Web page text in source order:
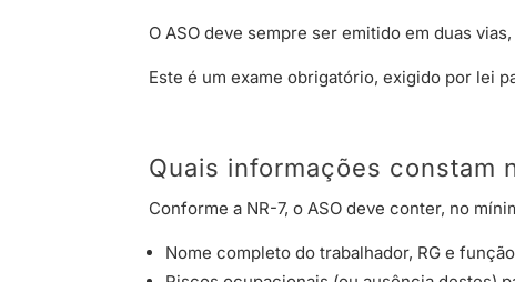
O ASO deve sempre ser emitido em duas
Este é um exame obrigatório, exigido por lei
Quais informações constam
Conforme a NR-7, o ASO deve conter, no
Nome completo do trabalhador, RG e